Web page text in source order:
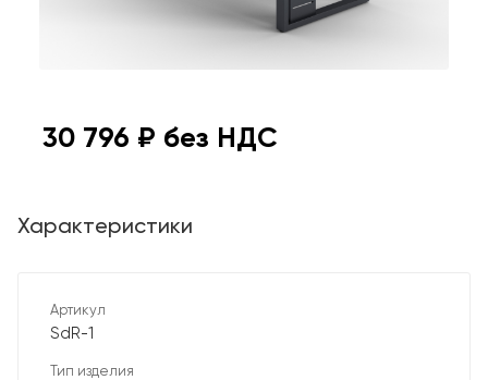
30 796 ₽ без НДС
Характеристики
Артикул
SdR-1
Тип изделия